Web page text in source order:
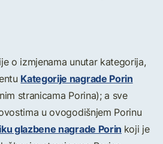
o izmjenama unutar kategorija,
Kategorije nagrade Porin
stranicama Porina); a sve
u ovogodišnjem Porinu
glazbene nagrade Porin koji je